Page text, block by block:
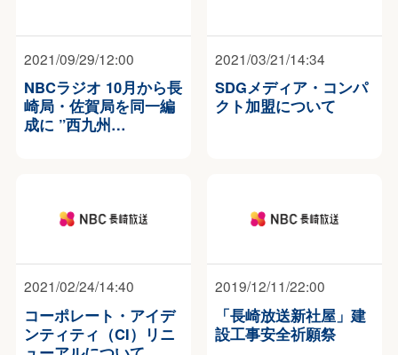
2021/09/29/12:00
NBCラジオ 10月から長
崎局・佐賀局を同一編
成に ”西九州…
2021/03/21/14:34
SDGメディア・コンパ
クト加盟について
2021/02/24/14:40
コーポレート・アイデ
ンティティ（CI）リニ
2019/12/11/22:00
「長崎放送新社屋」建
設工事安全祈願祭